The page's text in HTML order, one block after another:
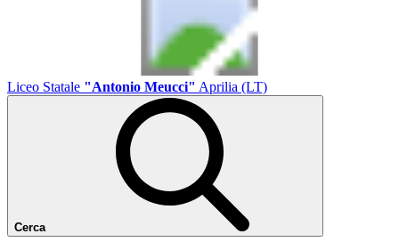
Liceo Statale "Antonio Meucci" Aprilia (LT)
Cerca